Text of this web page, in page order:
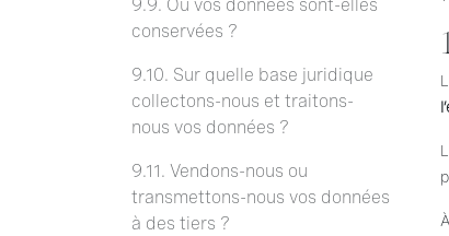
9.9. Où vos données sont-elles
conservées ?
9.10. Sur quelle base juridique
collectons-nous et traitons-
nous vos données ?
9.11. Vendons-nous ou
transmettons-nous vos données
à des tiers ?